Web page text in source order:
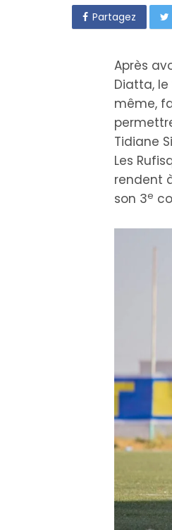
Partagez
Après
Diatta,
même,
Tidiane
Les
rendent
son 3e